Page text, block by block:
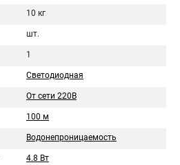
10 кг
шт.
1
Светодиодная
От сети 220В
100 м
Водонепроницаемость
4.8 Вт